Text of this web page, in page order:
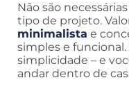
Não são
tipo de projeto.
minimalista e
simples e funcional.
simplicidade – e
andar dentro de